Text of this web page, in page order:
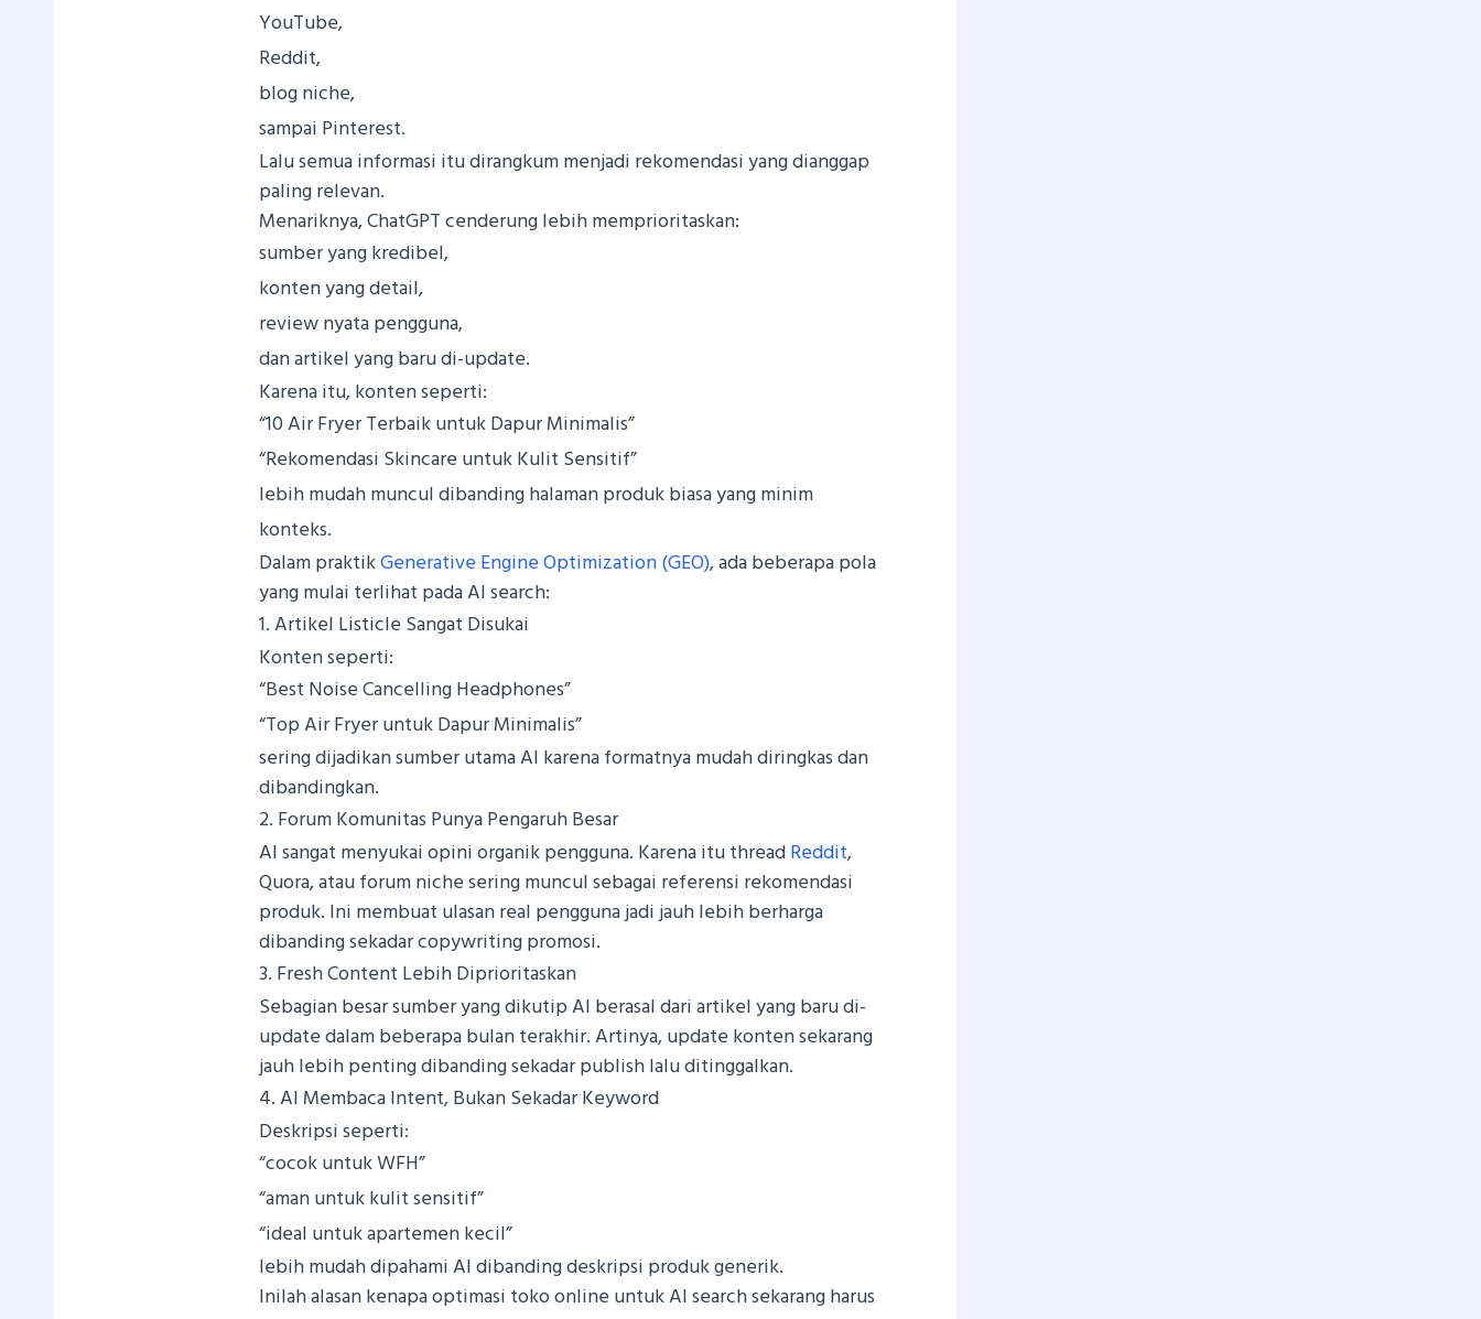
YouTube,
Reddit,
blog niche,
sampai Pinterest.
Lalu semua informasi itu dirangkum menjadi rekomendasi yang dianggap
paling relevan.
Menariknya, ChatGPT cenderung lebih memprioritaskan:
sumber yang kredibel,
konten yang detail,
review nyata pengguna,
dan artikel yang baru di-update.
Karena itu, konten seperti:
“10 Air Fryer Terbaik untuk Dapur Minimalis”
“Rekomendasi Skincare untuk Kulit Sensitif”
lebih mudah muncul dibanding halaman produk biasa yang minim
konteks.
Dalam praktikGenerative Engine Optimization (GEO), ada beberapa pola
yang mulai terlihat pada AI search:
1. Artikel Listicle Sangat Disukai
Konten seperti:
“Best Noise Cancelling Headphones”
“Top Air Fryer untuk Dapur Minimalis”
sering dijadikan sumber utama AI karena formatnya mudah diringkas dan
dibandingkan.
2. Forum Komunitas Punya Pengaruh Besar
AI sangat menyukai opini organik pengguna. Karena itu threadReddit,
Quora, atau forum niche sering muncul sebagai referensi rekomendasi
produk. Ini membuat ulasan real pengguna jadi jauh lebih berharga
dibanding sekadar copywriting promosi.
3. Fresh Content Lebih Diprioritaskan
Sebagian besar sumber yang dikutip AI berasal dari artikel yang baru di-
update dalam beberapa bulan terakhir. Artinya, update konten sekarang
jauh lebih penting dibanding sekadar publish lalu ditinggalkan.
4. AI Membaca Intent, Bukan Sekadar Keyword
Deskripsi seperti:
“cocok untuk WFH”
“aman untuk kulit sensitif”
“ideal untuk apartemen kecil”
lebih mudah dipahami AI dibanding deskripsi produk generik.
Inilah alasan kenapa optimasi toko online untuk AI search sekarang harus